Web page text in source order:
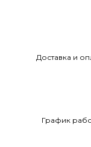
Доставка и
График